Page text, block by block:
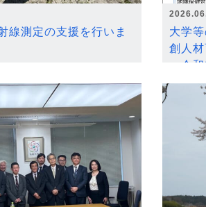
線測定の支援を行いま
大学
創人
～令